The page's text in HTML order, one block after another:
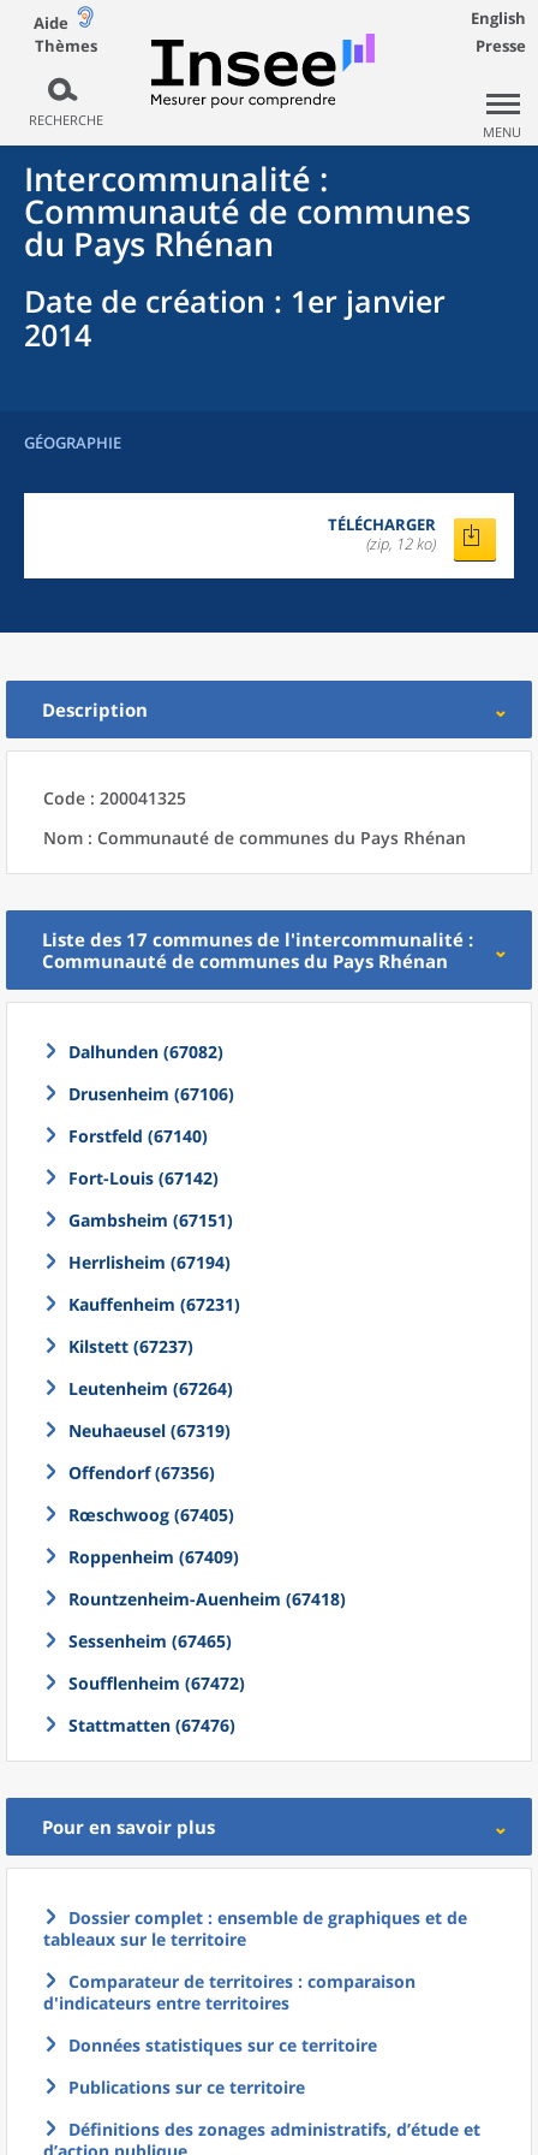
Aide
Thèmes
RECHERCHE
English
Presse
MENU
Intercommunalité :
Communauté de communes
du Pays Rhénan
Date de création : 1er janvier
2014
GÉOGRAPHIE
TÉLÉCHARGER
(zip, 12 ko)
Description
Code : 200041325
Nom : Communauté de communes du Pays Rhénan
Liste des 17 communes de l'intercommunalité :
Communauté de communes du Pays Rhénan
Dalhunden (67082)
Drusenheim (67106)
Forstfeld (67140)
Fort-Louis (67142)
Gambsheim (67151)
Herrlisheim (67194)
Kauffenheim (67231)
Kilstett (67237)
Leutenheim (67264)
Neuhaeusel (67319)
Offendorf (67356)
Rœschwoog (67405)
Roppenheim (67409)
Rountzenheim-Auenheim (67418)
Sessenheim (67465)
Soufflenheim (67472)
Stattmatten (67476)
Pour en savoir plus
Dossier complet : ensemble de graphiques et de
tableaux sur le territoire
Comparateur de territoires : comparaison
d'indicateurs entre territoires
Données statistiques sur ce territoire
Publications sur ce territoire
Définitions des zonages administratifs, d’étude et